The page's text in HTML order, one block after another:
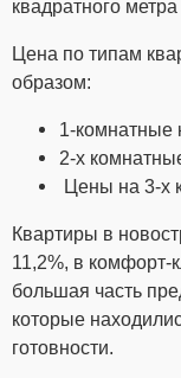
квадратного
Цена по типам
образом:
1-комнатные
2-х
Цены на 3-х
Квартиры в
11,2%, в комфорт-
большая часть
которые
готовности.